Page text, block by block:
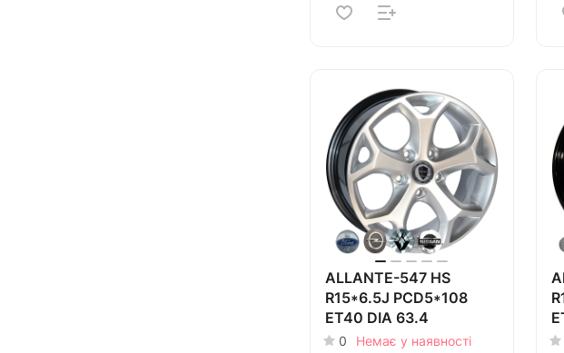
ALLANTE-547 HS
R15*6.5J PCD5*108
ET40 DIA 63.4
0
Немає у наявності